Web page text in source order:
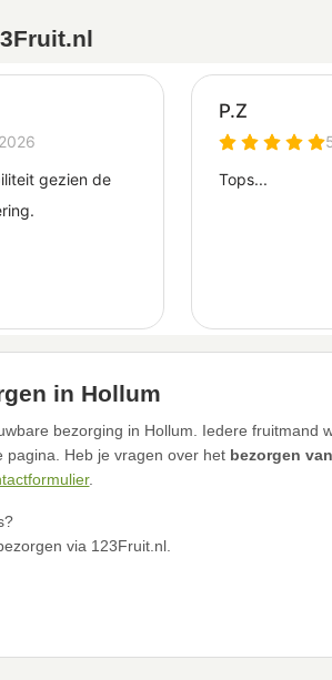
in Hollum
bezorging in Hollum. Iedere fruitmand
pagina. Heb je vragen over het bezorgen
.
via 123Fruit.nl.